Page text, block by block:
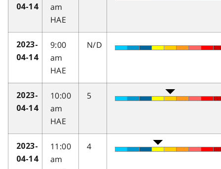
04-14
am
HAE
2023-
04-14
9:00
am
HAE
N/D
2023-
04-14
10:00
am
HAE
5
2023-
04-14
11:00
am
4